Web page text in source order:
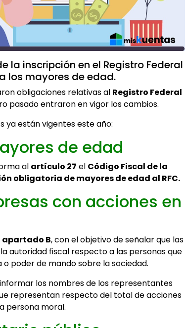
la inscripción en el Registro Federal
los mayores de edad.
obligaciones relativas al Registro Federal
pasado entraron en vigor los cambios.
ya están vigentes este año:
de edad
al artículo 27 el Código Fiscal de la
obligatoria de mayores de edad al RFC.
con acciones en
apartado B, con el objetivo de señalar que las
autoridad fiscal respecto a las personas que
poder de mando sobre la sociedad.
los nombres de los representantes
representan respecto del total de acciones
persona moral.